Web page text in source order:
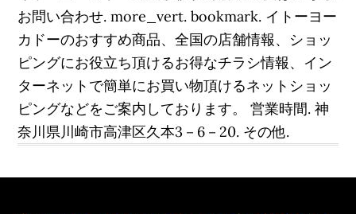
お問い合わせ. more_vert. bookmark. イトーヨー
カドーのおすすめ商品、全国の店舗情報、ショッ
ピングにお役立ち頂けるお得なチラシ情報、イン
ターネットで簡単にお買い物頂けるネットショッ
ピングなどをご案内しております。 営業時間. 神
奈川県川崎市高津区久本3－6－20. その他.